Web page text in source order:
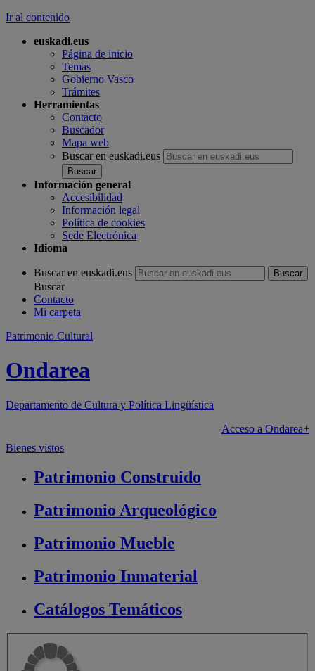
Ir al contenido
euskadi.eus
Página de inicio
Temas
Gobierno Vasco
Trámites
Herramientas
Contacto
Buscador
Mapa web
Buscar en euskadi.eus
Información general
Accesibilidad
Información legal
Política de cookies
Sede Electrónica
Idioma
Buscar en euskadi.eus
Buscar
Contacto
Mi carpeta
Patrimonio Cultural
Ondarea
Departamento de Cultura y Política Lingüística
Acceso a Ondarea+
Bienes vistos
Patrimonio Construido
Patrimonio Arqueológico
Patrimonio Mueble
Patrimonio Inmaterial
Catálogos Temáticos